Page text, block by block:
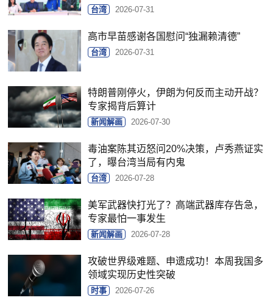
台湾 2026-07-31
高市早苗感谢各国慰问“独漏赖清德”
台湾 2026-07-31
特朗普刚停火，伊朗为何反而主动开战？
专家揭背后算计
新闻解画 2026-07-30
毒油案陈其迈怒问20%决策，卢秀燕证实
了，曝台湾当局有内鬼
台湾 2026-07-28
美军武器快打光了？高端武器库存告急，
专家最怕一事发生
新闻解画 2026-07-28
攻破世界级难题、申遗成功！本周我国多
领域实现历史性突破
时事 2026-07-26